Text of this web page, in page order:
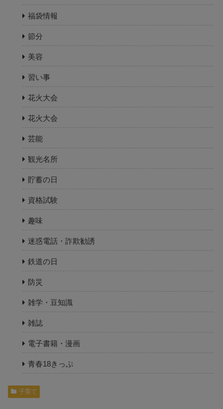
福袋情報
節分
美容
習い事
花火大会
花火大会
芸能
観光名所
貯蓄の日
資格試験
趣味
迷惑電話・詐欺勧誘
鉄道の日
防災
雑学・豆知識
雑誌
電子書籍・漫画
青春18きっぷ
子育て